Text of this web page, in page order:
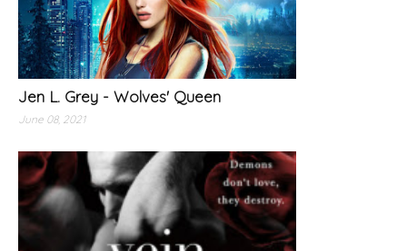
Jen L. Grey - Wolves' Queen
June 08, 2021